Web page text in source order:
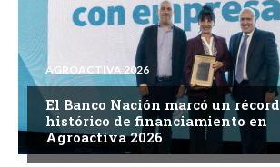
AGROACTIVA 2026
El Banco Nación marcó un récord
histórico de financiamiento en
Agroactiva 2026